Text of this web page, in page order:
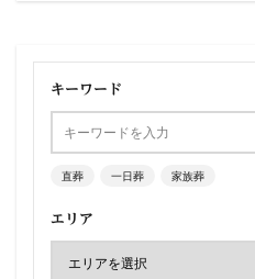
キーワード
直葬 一日葬 家族葬
エリア